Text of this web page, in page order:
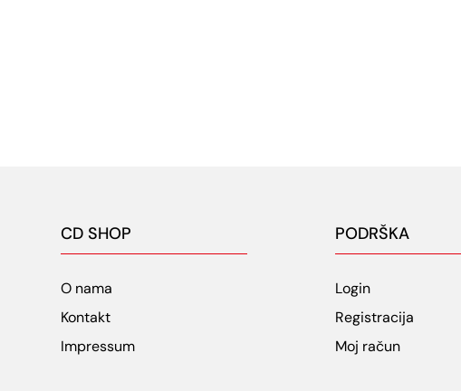
CD SHOP
O nama
Kontakt
Impressum
PODRŠKA
Login
Registracija
Moj račun